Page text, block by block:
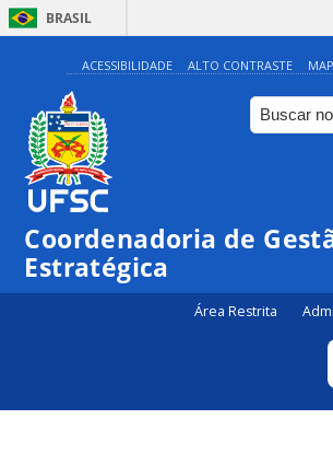
BRASIL
ACESSIBILIDADE ALTO CONTRASTE
Coordenadoria de
Estratégica
Área Restrita